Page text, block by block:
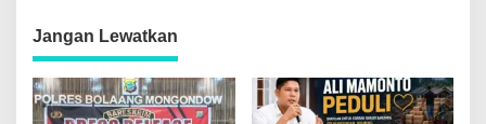
Ekologis Muara Pusian
Jangan Lewatkan